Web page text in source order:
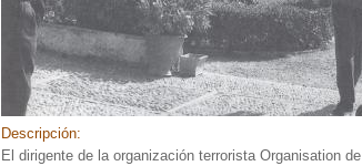
Descripción:
El dirigente de la organización terrorista Organisation